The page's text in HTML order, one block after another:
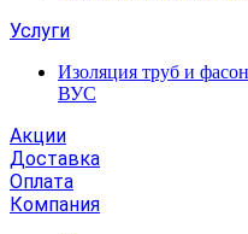
Услуги
Изоляция труб и
ВУС
Акции
Доставка
Оплата
Компания